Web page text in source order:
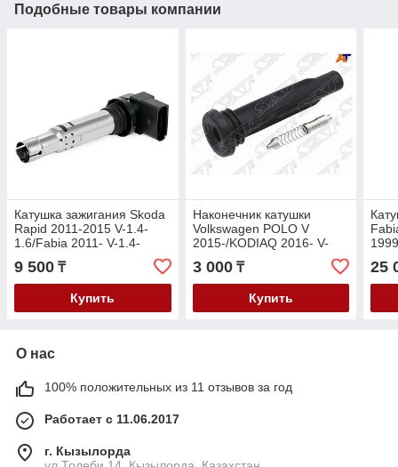
Подобные товары компании
Катушка зажигания Skoda
Rapid 2011-2015 V-1.4-
1.6/Fabia 2011- V-1.4-
1.6/Volkswagen Polo 2009-
2016 V-1.4-1.6
9 500 ₸
Купить
Наконечник катушки
Volkswagen POLO V
2015-/KODIAQ 2016- V-
1,4/Skoda Rapid 2016- V-
1.4/Octavia 2012- V-1.4
3 000₸
Купить
25
О нас
100% положительных из 11 отзывов за год
Работает с 11.06.2017
г. Кызылорда